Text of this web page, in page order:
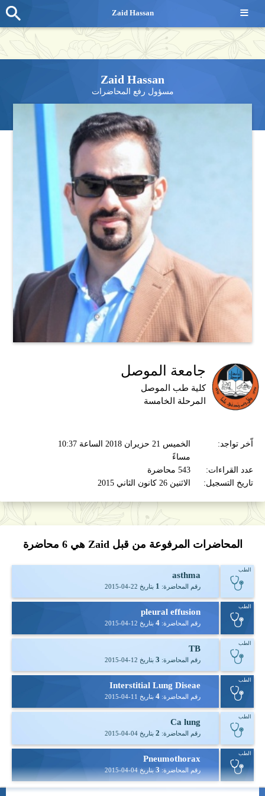
Zaid Hassan
مسؤول رفع المحاضرات
جامعة الموصل
كلية طب الموصل
المرحلة الخامسة
اّخر تواجد:
الخميس 21 حزيران 2018 الساعة 10:37
مساءً
عدد القراءات:
543 محاضرة
تاريخ التسجيل:
الاثنين 26 كانون الثاني 2015
المحاضرات المرفوعة من قبل Zaid هي 6 محاضرة
الطب
asthma
رقم المحاضرة: 1 بتاريخ 2015-04-22
الطب
pleural effusion
رقم المحاضرة:4 بتاريخ 2015-04-12
الطب
TB
رقم المحاضرة: 3 بتاريخ 2015-04-12
الطب
Interstitial Lung Diseae
رقم المحاضرة:4 بتاريخ 2015-04-11
الطب
Ca lung
رقم المحاضرة: 2 بتاريخ2015-04-04
الطب
Pneumothorax
رقم المحاضرة:3بتاريخ2015-04-04
≡
Zaid Hassan